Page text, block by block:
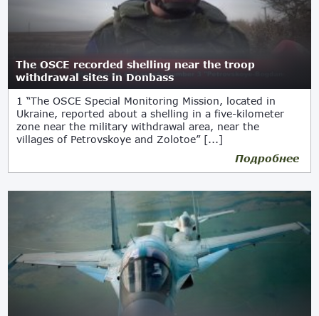
The OSCE recorded shelling near the troop
withdrawal sites in Donbass
1 “The OSCE Special Monitoring Mission, located in
Ukraine, reported about a shelling in a five-kilometer
zone near the military withdrawal area, near the
villages of Petrovskoye and Zolotoe” [...]
Подробнее